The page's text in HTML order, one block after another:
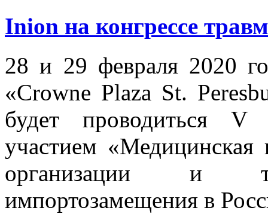
Inion на конгрессе
28 и 29 февраля 2020
«Crowne Plaza St.
будет проводиться V
участием
организации и
импортозамещения в